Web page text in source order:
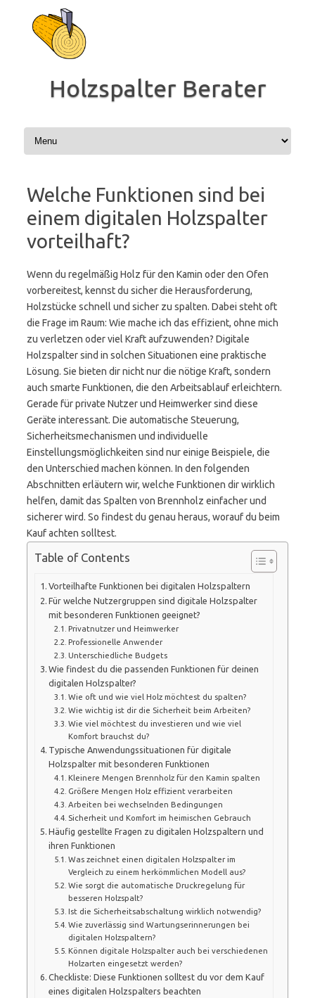
Inhalt
springen
Holzspalter Berater
Welche Funktionen sind bei
einem digitalen Holzspalter
vorteilhaft?
Wenn du regelmäßig Holz für den Kamin oder den Ofen
vorbereitest, kennst du sicher die Herausforderung,
Holzstücke schnell und sicher zu spalten. Dabei steht oft
die Frage im Raum: Wie mache ich das effizient, ohne mich
zu verletzen oder viel Kraft aufzuwenden? Digitale
Holzspalter sind in solchen Situationen eine praktische
Lösung. Sie bieten dir nicht nur die nötige Kraft, sondern
auch smarte Funktionen, die den Arbeitsablauf erleichtern.
Gerade für private Nutzer und Heimwerker sind diese
Geräte interessant. Die automatische Steuerung,
Sicherheitsmechanismen und individuelle
Einstellungsmöglichkeiten sind nur einige Beispiele, die
den Unterschied machen können. In den folgenden
Abschnitten erläutern wir, welche Funktionen dir wirklich
helfen, damit das Spalten von Brennholz einfacher und
sicherer wird. So findest du genau heraus, worauf du beim
Kauf achten solltest.
Table of Contents
Vorteilhafte Funktionen bei digitalen Holzspaltern
Für welche Nutzergruppen sind digitale Holzspalter
mit besonderen Funktionen geeignet?
Privatnutzer und Heimwerker
Professionelle Anwender
Unterschiedliche Budgets
Wie findest du die passenden Funktionen für deinen
digitalen Holzspalter?
Wie oft und wie viel Holz möchtest du spalten?
Wie wichtig ist dir die Sicherheit beim Arbeiten?
Wie viel möchtest du investieren und wie viel
Komfort brauchst du?
Typische Anwendungssituationen für digitale
Holzspalter mit besonderen Funktionen
Kleinere Mengen Brennholz für den Kamin spalten
Größere Mengen Holz effizient verarbeiten
Arbeiten bei wechselnden Bedingungen
Sicherheit und Komfort im heimischen Gebrauch
Häufig gestellte Fragen zu digitalen Holzspaltern und
ihren Funktionen
Was zeichnet einen digitalen Holzspalter im
Vergleich zu einem herkömmlichen Modell aus?
Wie sorgt die automatische Druckregelung für
besseren Holzspalt?
Ist die Sicherheitsabschaltung wirklich notwendig?
Wie zuverlässig sind Wartungserinnerungen bei
digitalen Holzspaltern?
Können digitale Holzspalter auch bei verschiedenen
Holzarten eingesetzt werden?
Checkliste: Diese Funktionen solltest du vor dem Kauf
eines digitalen Holzspalters beachten